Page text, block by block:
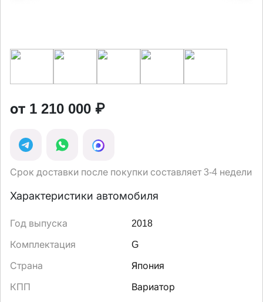
от 1 210 000 ₽
Срок доставки после покупки составляет 3-4 недели
Характеристики автомобиля
Год выпуска 2018
Комплектация G
Страна Япония
КПП Вариатор